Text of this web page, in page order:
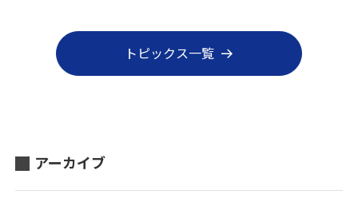
トピックス一覧
アーカイブ